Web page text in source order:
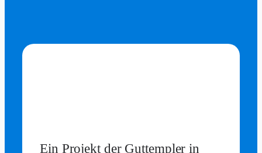
Ein Projekt der Guttempler in